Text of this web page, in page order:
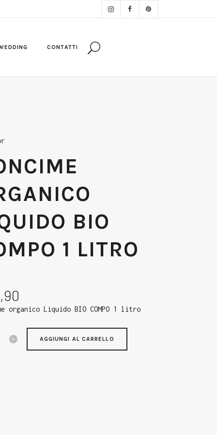
CONTATTI
BIO
1 LITRO
organico Liquido BIO COMPO 1 litro
AGGIUNGI AL CARRELLO